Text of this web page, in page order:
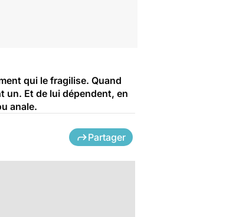
qui le fragilise. Quand
un. Et de lui dépendent, en
anale.
Partager